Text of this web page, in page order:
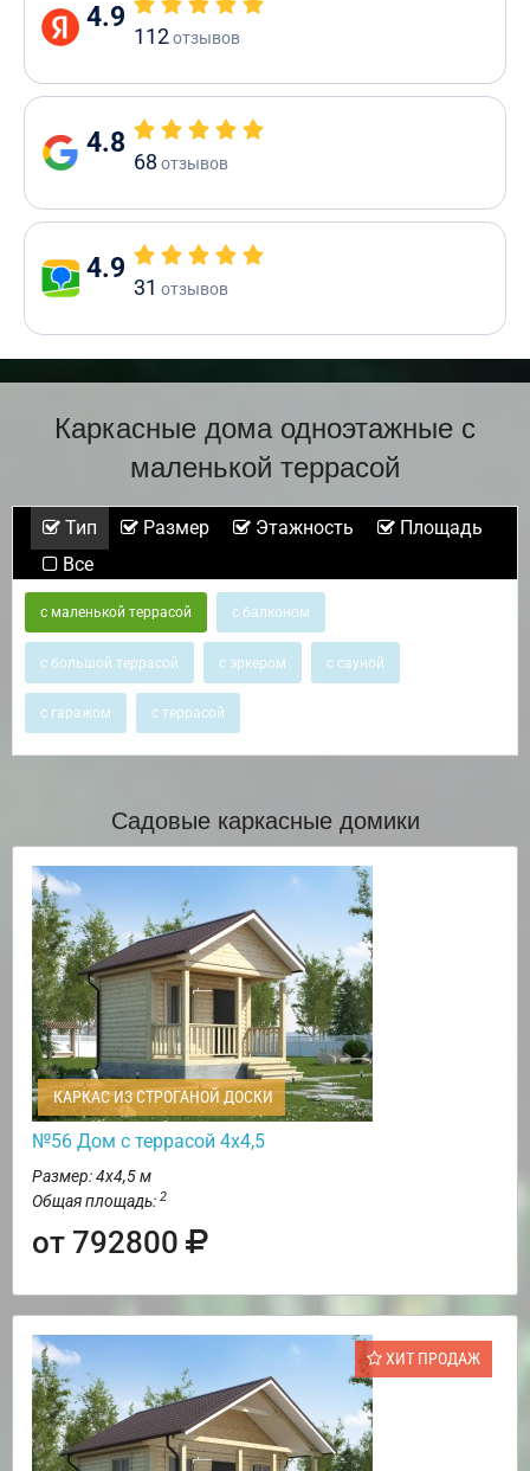
4.9
112отзывов
4.8
68 отзывов
4.9
31 отзывов
Каркасные дома одноэтажные с
маленькой террасой
Тип Размер Этажность
Площадь
Все
с маленькой террасой с балконом
с большой террасой с эркером с сауной
с гаражом с террасой
Садовые каркасные домики
КАРКАС ИЗ СТРОГАНОЙ ДОСКИ
№56 Дом с террасой 4х4,5
Размер: 4х4,5 м
Общая площадь: 2
от 792800
ХИТ ПРОДАЖ